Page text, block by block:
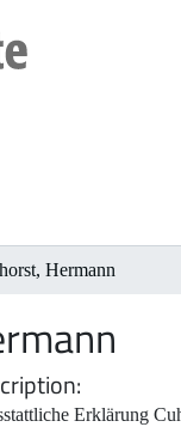
Hermann
Erklärung